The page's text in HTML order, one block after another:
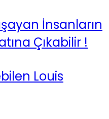
İnsanların
Çıkabilir !
Louis